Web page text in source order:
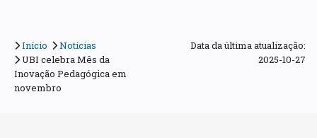
Início
Notícias
UBI celebra Mês da
Inovação Pedagógica em
novembro
Data da última atualização:
2025-10-27